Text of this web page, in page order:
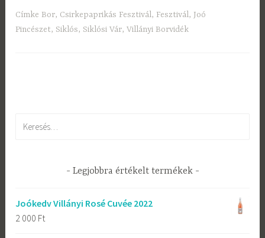
Címke Bor, Csirkepaprikás Fesztivál, Fesztivál, Joó
Pincészet, Siklós, Siklósi Vár,Villányi Borvidék
Keresés:
Legjobbra értékelt termékek
Joókedv Villányi Rosé Cuvée 2022
2 000 Ft